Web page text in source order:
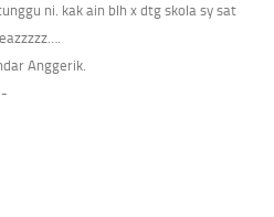
ni. kak ain blh x dtg skola sy sat
Anggerik.